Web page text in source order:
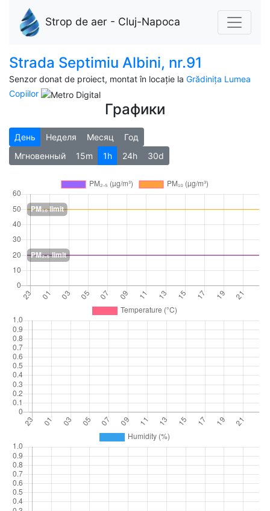
Strop de aer - Cluj-Napoca
Strada Septimiu Albini, nr.91
Senzor donat de proiect, montat în locație la Grădinița Lumea
Copiilor
Графики
День Неделя Месяц
Год
Мгновенный
15m 1h 24h 30d